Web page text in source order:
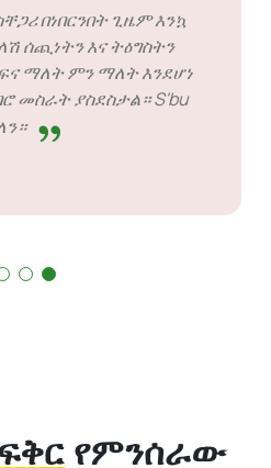
በነበርንበት ጊዜም እንኳ
ሰጪነትን እና ትዕግስትን
ማለት ምን ማለት እንደሆነ
መስራት ያስደስታል። S'bu
የምንሰራው